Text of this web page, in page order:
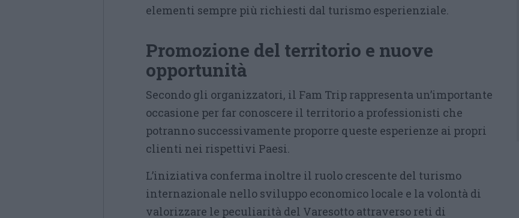
elementi sempre più richiesti dal turismo esperienziale.
Promozione del territorio e nuove
opportunità
Secondo gli organizzatori, il Fam Trip rappresenta un’importante
occasione per far conoscere il territorio a professionisti che
potranno successivamente proporre queste esperienze ai propri
clienti nei rispettivi Paesi.
L’iniziativa conferma inoltre il ruolo crescente del turismo
internazionale nello sviluppo economico locale e la volontà di
valorizzare le peculiarità del Varesotto attraverso reti di